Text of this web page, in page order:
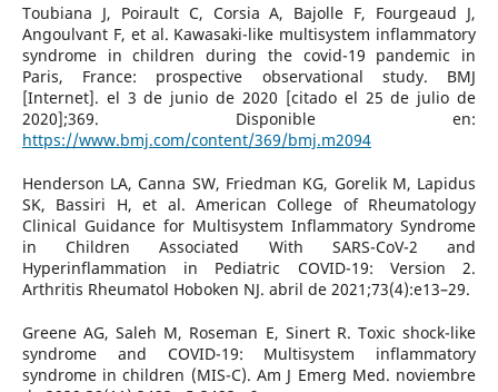
Toubiana J, Poirault C, Corsia A, Bajolle F, Fourgeaud J,
Angoulvant F, et al. Kawasaki-like multisystem inflammatory
syndrome in children during the covid-19 pandemic in
Paris, France: prospective observational study. BMJ
[Internet]. el 3 de junio de 2020 [citado el 25 de julio de
2020];369. Disponible en:
https://www.bmj.com/content/369/bmj.m2094
Henderson LA, Canna SW, Friedman KG, Gorelik M, Lapidus
SK, Bassiri H, et al. American College of Rheumatology
Clinical Guidance for Multisystem Inflammatory Syndrome
in Children Associated With SARS-CoV-2 and
Hyperinflammation in Pediatric COVID-19: Version 2.
Arthritis Rheumatol Hoboken NJ. abril de 2021;73(4):e13–29.
Greene AG, Saleh M, Roseman E, Sinert R. Toxic shock-like
syndrome and COVID-19: Multisystem inflammatory
syndrome in children (MIS-C). Am J Emerg Med. noviembre